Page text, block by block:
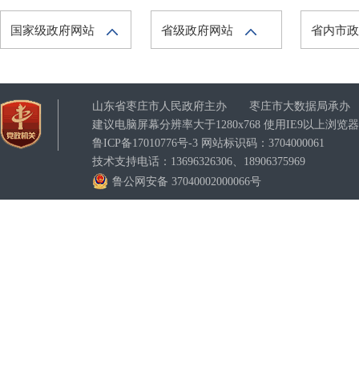
国家级政府网站 省级政府网站 省内市
山东省枣庄市人民政府主办 枣庄市大数据局承办
建议电脑屏幕分辨率大于1280x768 使用IE9以上浏览
鲁ICP备17010776号-3 网站标识码：3704000061
技术支持电话：13696326306、18906375969
鲁公网安备 37040002000066号